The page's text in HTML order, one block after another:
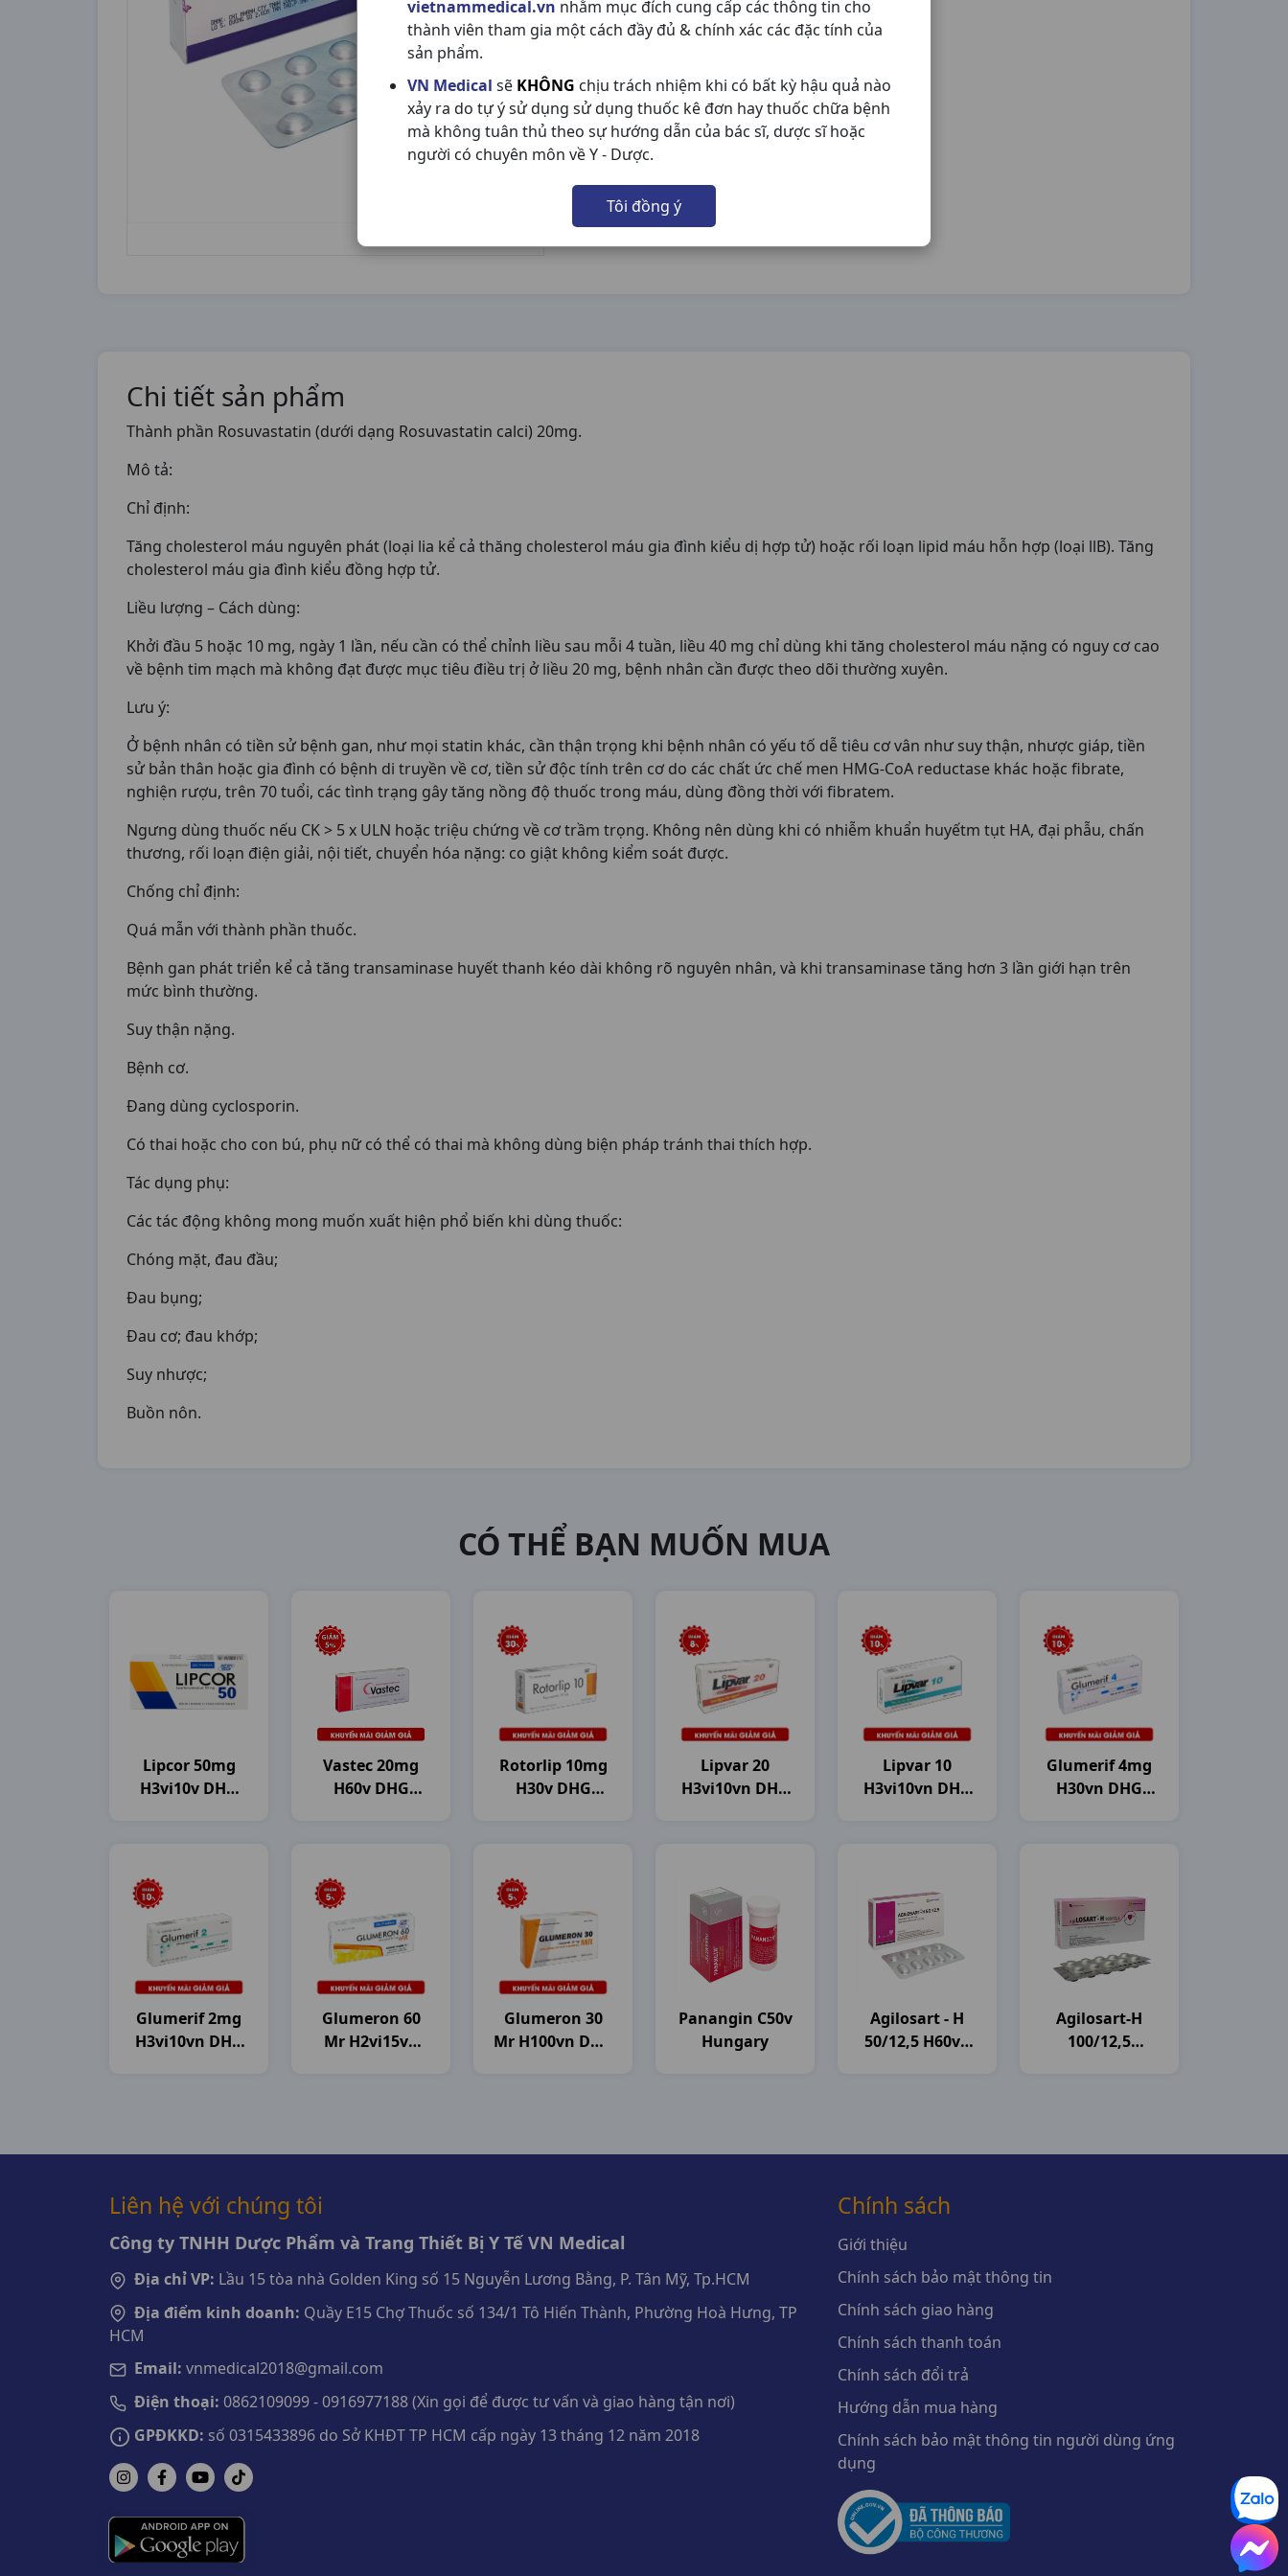
vietnammedical.vn nhằm mục đích cung cấp các thông tin cho
thành viên tham gia một cách đầy đủ & chính xác các đặc tính của
sản phẩm.
VN Medical sẽ KHÔNG chịu trách nhiệm khi có bất kỳ hậu quả nào
xảy ra do tự ý sử dụng sử dụng thuốc kê đơn hay thuốc chữa bệnh
mà không tuân thủ theo sự hướng dẫn của bác sĩ, dược sĩ hoặc
người có chuyên môn về Y - Dược.
Tôi đồng ý
Chi tiết sản phẩm
Thành phần Rosuvastatin (dưới dạng Rosuvastatin calci) 20mg.
Mô tả:
Chỉ định:
Tăng cholesterol máu nguyên phát (loại lia kể cả thăng cholesterol máu gia đình kiểu dị hợp tử) hoặc rối loạn lipid máu hỗn hợp (loại llB). Tăng
cholesterol máu gia đình kiểu đồng hợp tử.
Liều lượng – Cách dùng:
Khởi đầu 5 hoặc 10 mg, ngày 1 lần, nếu cần có thể chỉnh liều sau mỗi 4 tuần, liều 40 mg chỉ dùng khi tăng cholesterol máu nặng có nguy cơ cao
về bệnh tim mạch mà không đạt được mục tiêu điều trị ở liều 20 mg, bệnh nhân cần được theo dõi thường xuyên.
Lưu ý:
Ở bệnh nhân có tiền sử bệnh gan, như mọi statin khác, cần thận trọng khi bệnh nhân có yếu tố dễ tiêu cơ vân như suy thận, nhược giáp, tiền
sử bản thân hoặc gia đình có bệnh di truyền về cơ, tiền sử độc tính trên cơ do các chất ức chế men HMG-CoA reductase khác hoặc fibrate,
nghiện rượu, trên 70 tuổi, các tình trạng gây tăng nồng độ thuốc trong máu, dùng đồng thời với fibratem.
Ngưng dùng thuốc nếu CK > 5 x ULN hoặc triệu chứng về cơ trầm trọng. Không nên dùng khi có nhiễm khuẩn huyếtm tụt HA, đại phẫu, chấn
thương, rối loạn điện giải, nội tiết, chuyển hóa nặng: co giật không kiểm soát được.
Chống chỉ định:
Quá mẫn với thành phần thuốc.
Bệnh gan phát triển kể cả tăng transaminase huyết thanh kéo dài không rõ nguyên nhân, và khi transaminase tăng hơn 3 lần giới hạn trên
mức bình thường.
Suy thận nặng.
Bệnh cơ.
Đang dùng cyclosporin.
Có thai hoặc cho con bú, phụ nữ có thể có thai mà không dùng biện pháp tránh thai thích hợp.
Tác dụng phụ:
Các tác động không mong muốn xuất hiện phổ biến khi dùng thuốc:
Chóng mặt, đau đầu;
Đau bụng;
Đau cơ; đau khớp;
Suy nhược;
Buồn nôn.
CÓ THỂ BẠN MUỐN MUA
Lipcor 50mg
H3vi10v DHG
Vastec 20mg
H60v DHG
Rotorlip 10mg
H30v DHG
Lipvar 20
H3vi10vn DHG
Lipvar 10
H3vi10vn DHG
Glumerif 4mg
H30vn DHG
Glumerif 2mg
H3vi10vn DHG
Glumeron 60
Mr H2vi15vn
Glumeron 30
Mr H100vn DHG
Panangin C50v
Hungary
Agilosart - H
50/12,5 H60vn
Agilosart-H
100/12,5
Liên hệ với chúng tôi
Công ty TNHH Dược Phẩm và Trang Thiết Bị Y Tế VN Medical
Địa chỉ VP: Lầu 15 tòa nhà Golden King số 15 Nguyễn Lương Bằng, P. Tân Mỹ, Tp.HCM
Địa điểm kinh doanh: Quầy E15 Chợ Thuốc số 134/1 Tô Hiến Thành, Phường Hoà Hưng, TP
HCM
Email: vnmedical2018@gmail.com
Điện thoại: 0862109099 - 0916977188 (Xin gọi để được tư vấn và giao hàng tận nơi)
GPĐKKD: số 0315433896 do Sở KHĐT TP HCM cấp ngày 13 tháng 12 năm 2018
Chính sách
Giới thiệu
Chính sách bảo mật thông tin
Chính sách giao hàng
Chính sách thanh toán
Chính sách đổi trả
Hướng dẫn mua hàng
Chính sách bảo mật thông tin người dùng ứng
dụng